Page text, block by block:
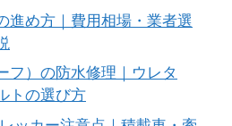
進め方｜費用相場・業者選
フ）の防水修理｜ウレタ
トの選び方